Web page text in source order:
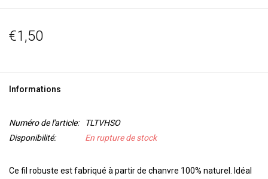
€1,50
Informations
Numéro de l'article:
TLTVHSO
Disponibilité:
En rupture de stock
Ce fil robuste est fabriqué à partir de chanvre 100% naturel. Idéal